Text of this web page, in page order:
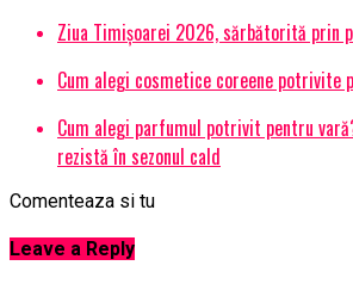
Ziua Timișoarei 2026, sărbătorită prin
Cum alegi cosmetice coreene potrivite
Cum alegi parfumul potrivit pentru
rezistă în sezonul cald
Comenteaza si tu
Leave a Reply